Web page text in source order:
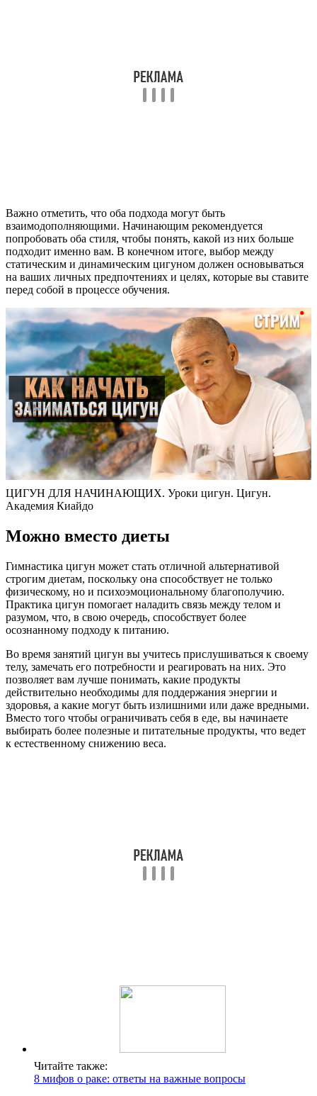
Важно отметить, что оба подхода могут быть
взаимодополняющими. Начинающим рекомендуется
попробовать оба стиля, чтобы понять, какой из них больше
подходит именно вам. В конечном итоге, выбор между
статическим и динамическим цигуном должен основываться
на ваших личных предпочтениях и целях, которые вы ставите
перед собой в процессе обучения.
ЦИГУН ДЛЯ НАЧИНАЮЩИХ. Уроки цигун. Цигун.
Академия Киайдо
Можно вместо диеты
Гимнастика цигун может стать отличной альтернативой
строгим диетам, поскольку она способствует не только
физическому, но и психоэмоциональному благополучию.
Практика цигун помогает наладить связь между телом и
разумом, что, в свою очередь, способствует более
осознанному подходу к питанию.
Во время занятий цигун вы учитесь прислушиваться к своему
телу, замечать его потребности и реагировать на них. Это
позволяет вам лучше понимать, какие продукты
действительно необходимы для поддержания энергии и
здоровья, а какие могут быть излишними или даже вредными.
Вместо того чтобы ограничивать себя в еде, вы начинаете
выбирать более полезные и питательные продукты, что ведет
к естественному снижению веса.
Читайте также:
8 мифов о раке: ответы на важные вопросы